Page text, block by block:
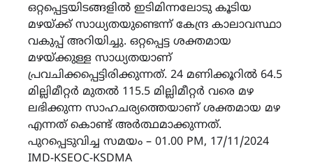
ഒറ്റപ്പെട്ടയിടങ്ങളിൽ ഇടിമിന്നലോടു കൂടിയ
മഴയ്ക്ക് സാധ്യതയുണ്ടെന്ന് കേന്ദ്ര കാലാവസ്ഥാ
വകുപ്പ് അറിയിച്ചു. ഒറ്റപ്പെട്ട ശക്തമായ
മഴയ്ക്കുള്ള സാധ്യതയാണ്
പ്രവചിക്കപ്പെട്ടിരിക്കുന്നത്. 24 മണിക്കൂറിൽ 64.5
മില്ലിമീറ്റർ മുതൽ 115.5 മില്ലിമീറ്റർ വരെ മഴ
ലഭിക്കുന്ന സാഹചര്യത്തെയാണ് ശക്തമായ മഴ
എന്നത് കൊണ്ട് അർത്ഥമാക്കുന്നത്.
പുറപ്പെടുവിച്ച സമയം – 01.00 PM, 17/11/2024
IMD-KSEOC-KSDMA